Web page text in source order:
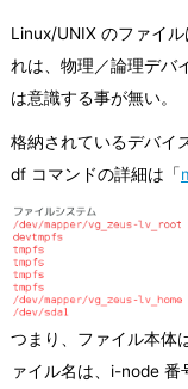
Linux/UNIX のファイ
れは、物理／論理デバ
は意識する事が無い。
格納されているデバイ
df コマンドの詳細は「
つまり、ファイル本体
ァイル名は、i-node 番